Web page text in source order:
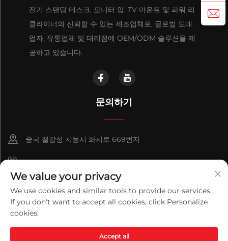
전기 스탠딩 데스크, 모니터 암, TV 마운트 및 파워 리
클라이너의 신뢰할 수 있는 제조업체로, 글로벌 도매
업자, 유통업체 및 대리점에 OEM/ODM 솔루션을 제
공하고 있습니다.
문의하기
중국 절강성 치동시 화시로 669번지
+86-18921656832
+86 15250055262
info@v-mounts.com
Copyright © 2026 Qidong Vision Mounts Manufacturing Co.,Ltd.
We value your privacy
We use cookies and similar tools to provide our services.
If you don't want to accept all cookies, click Personalize
cookies.
Accept all